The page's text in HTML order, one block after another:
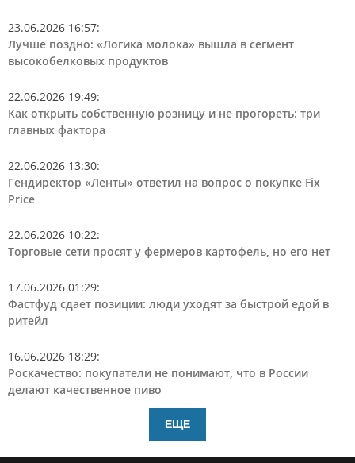
23.06.2026 16:57:
Лучше поздно: «Логика молока» вышла в сегмент
высокобелковых продуктов
22.06.2026 19:49:
Как открыть собственную розницу и не прогореть: три
главных фактора
22.06.2026 13:30:
Гендиректор «Ленты» ответил на вопрос о покупке Fix
Price
22.06.2026 10:22:
Торговые сети просят у фермеров картофель, но его нет
17.06.2026 01:29:
Фастфуд сдает позиции: люди уходят за быстрой едой в
ритейл
16.06.2026 18:29:
Роскачество: покупатели не понимают, что в России
делают качественное пиво
ЕЩЕ